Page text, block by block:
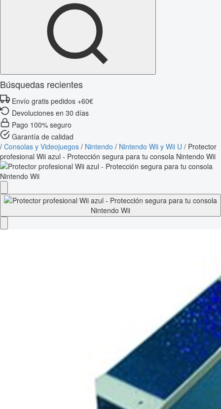
Búsquedas recientes
Envío gratis pedidos +60€
Devoluciones en 30 días
Pago 100% seguro
Garantía de calidad
/ Consolas y Videojuegos / Nintendo / Nintendo Wii y Wii U / Protector
profesional Wii azul - Protección segura para tu consola Nintendo Wii